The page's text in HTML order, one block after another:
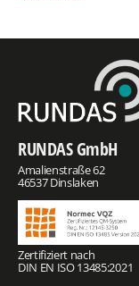
RUNDAS GmbH
Amalienstraße 62
46537 Dinslaken
Zertifiziert nach
DIN EN ISO 13485:2021